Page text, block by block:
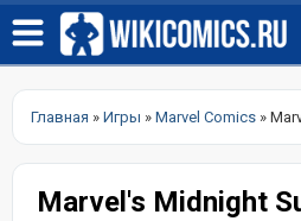
Главная » Игры » Marvel Comics »
Marvel's Midnight